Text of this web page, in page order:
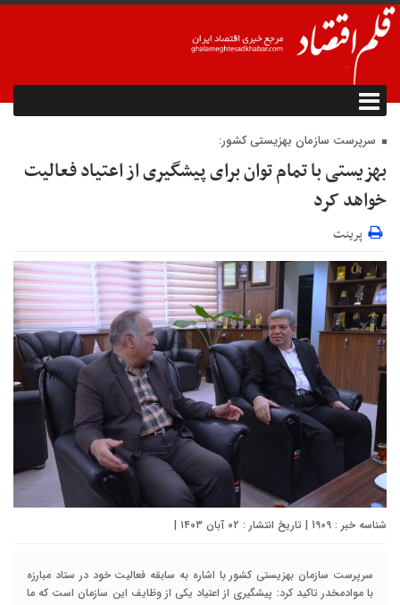
سرپرست سازمان بهزیستی کشور:
بهزیستی با تمام توان برای پیشگیری از اعتیاد فعالیت
خواهد کرد
پرینت
شناسه خبر : 1909 | تاریخ انتشار : ۰۲ آبان ۱۴۰۳ |
سرپرست سازمان بهزیستی کشور با اشاره به سابقه فعالیت خود در ستاد مبارزه
با موادمخدر تاکید کرد: پیشگیری از اعتیاد یکی از وظایف این سازمان است که ما